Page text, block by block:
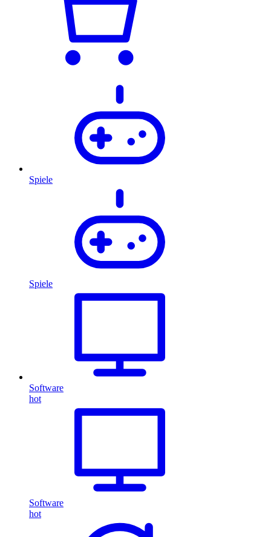
Spiele
Spiele
Software
hot
Software
hot